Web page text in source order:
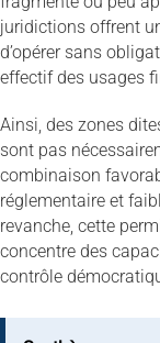
juridictions offrent
d’opérer sans
effectif des usages
Ainsi, des zones
sont pas
combinaison
réglementaire et
revanche, cette
concentre des
contrôle